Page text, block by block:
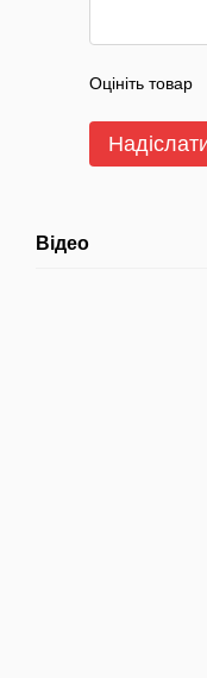
Оцініть товар
Відео